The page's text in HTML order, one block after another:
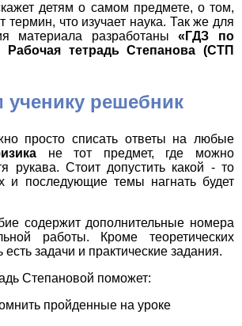
детям о самом предмете, о том,
термин, что изучает наука. Так же для
материала разработаны«ГДЗ по
Рабочая тетрадь Степанова (СТП
ученику решебник
просто списать ответы на любые
не тот предмет, где можно
рукава. Стоит допустить какой - то
и последующие темы нагнать будет
содержит дополнительные номера
работы. Кроме теоретических
задачи и практические задания.
Степановой поможет:
пройденные на уроке